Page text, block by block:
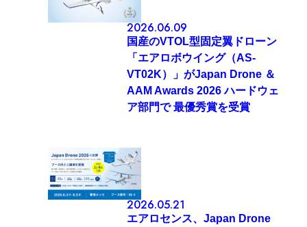
2026.06.09
国産のVTOL型固定翼ドローン
「エアロボウイング（AS-
VT02K）」がJapan Drone ＆
AAM Awards 2026 ハードウェ
ア部門で 最優秀賞を受賞
2026.05.21
エアロセンス、Japan Drone